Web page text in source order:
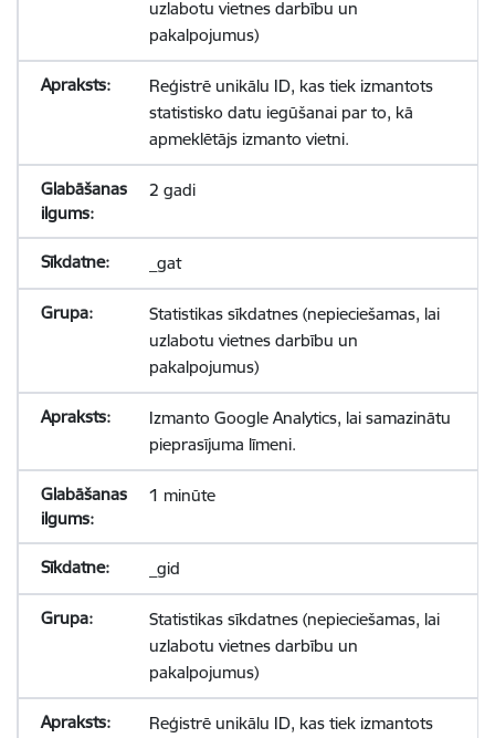
uzlabotu vietnes darbību un
pakalpojumus)
Reģistrē unikālu ID, kas tiek izmantots
statistisko datu iegūšanai par to, kā
apmeklētājs izmanto vietni.
2 gadi
_gat
Statistikas sīkdatnes (nepieciešamas, lai
uzlabotu vietnes darbību un
pakalpojumus)
Izmanto Google Analytics, lai samazinātu
pieprasījuma līmeni.
1 minūte
_gid
Statistikas sīkdatnes (nepieciešamas, lai
uzlabotu vietnes darbību un
pakalpojumus)
Reģistrē unikālu ID, kas tiek izmantots